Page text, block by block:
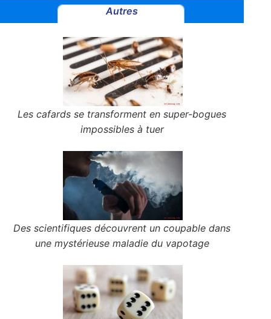
Autres
Les cafards se transforment en super-bogues
impossibles à tuer
Des scientifiques découvrent un coupable dans
une mystérieuse maladie du vapotage